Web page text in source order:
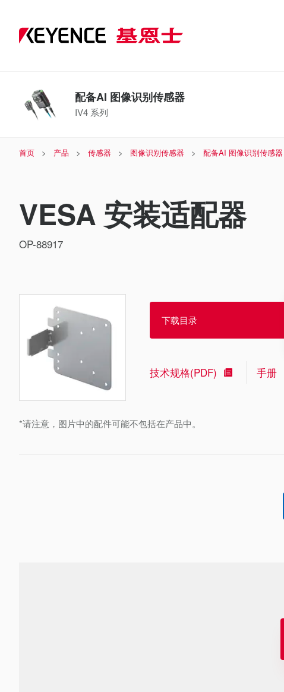
配备AI 图像识别传感器
IV4 系列
首页 产品 传感器 图像识别传感器 配备AI 图像识别传感器
VESA 安装适配器
OP-88917
*请注意，图片中的配件可能不包括在产品中。
下载目录
技术规格(PDF) 手册